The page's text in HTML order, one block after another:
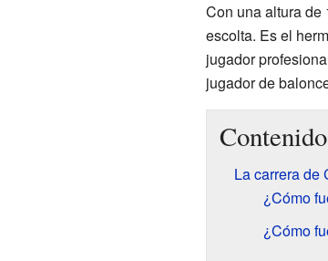
Con una altura de
escolta. Es el
jugador
jugador de
Contenido
La carrera de
¿Cómo
¿Cómo